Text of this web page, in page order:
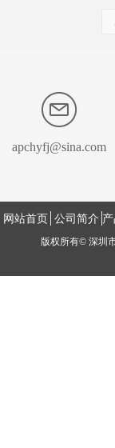
阳光房活动
网站首页 公司简介
版权所有© 深圳
apchyfj@sina.com